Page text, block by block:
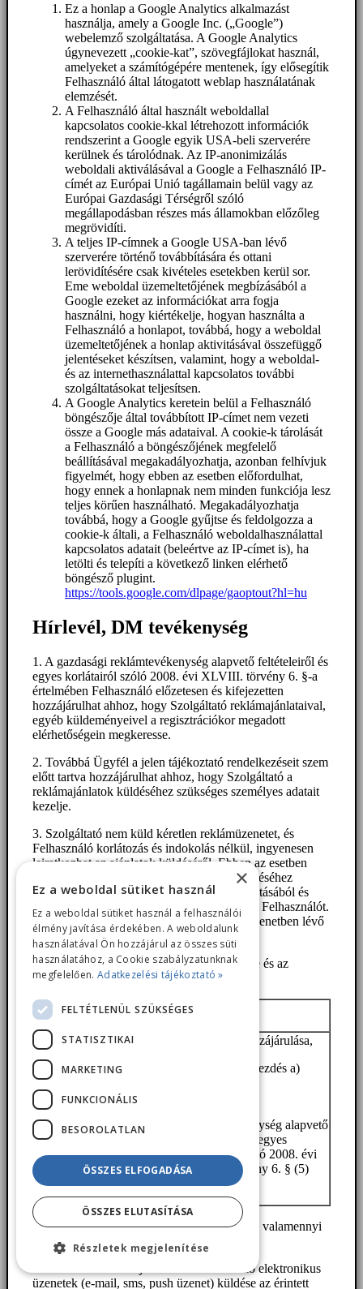
Ez a honlap a Google Analytics alkalmazást
használja, amely a Google Inc. („Google”)
webelemző szolgáltatása. A Google Analytics
úgynevezett „cookie-kat”, szövegfájlokat használ,
amelyeket a számítógépére mentenek, így elősegítik
Felhasználó által látogatott weblap használatának
elemzését.
A Felhasználó által használt weboldallal
kapcsolatos cookie-kkal létrehozott információk
rendszerint a Google egyik USA-beli szerverére
kerülnek és tárolódnak. Az IP-anonimizálás
weboldali aktiválásával a Google a Felhasználó IP-
címét az Európai Unió tagállamain belül vagy az
Európai Gazdasági Térségről szóló
megállapodásban részes más államokban előzőleg
megrövidíti.
A teljes IP-címnek a Google USA-ban lévő
szerverére történő továbbítására és ottani
lerövidítésére csak kivételes esetekben kerül sor.
Eme weboldal üzemeltetőjének megbízásából a
Google ezeket az információkat arra fogja
használni, hogy kiértékelje, hogyan használta a
Felhasználó a honlapot, továbbá, hogy a weboldal
üzemeltetőjének a honlap aktivitásával összefüggő
jelentéseket készítsen, valamint, hogy a weboldal-
és az internethasználattal kapcsolatos további
szolgáltatásokat teljesítsen.
A Google Analytics keretein belül a Felhasználó
böngészője által továbbított IP-címet nem vezeti
össze a Google más adataival. A cookie-k tárolását
a Felhasználó a böngészőjének megfelelő
beállításával megakadályozhatja, azonban felhívjuk
figyelmét, hogy ebben az esetben előfordulhat,
hogy ennek a honlapnak nem minden funkciója lesz
teljes körűen használható. Megakadályozhatja
továbbá, hogy a Google gyűjtse és feldolgozza a
cookie-k általi, a Felhasználó weboldalhasználattal
kapcsolatos adatait (beleértve az IP-címet is), ha
letölti és telepíti a következő linken elérhető
böngésző plugint.
https://tools.google.com/dlpage/gaoptout?hl=hu
Hírlevél, DM tevékenység
1. A gazdasági reklámtevékenység alapvető feltételeiről és
egyes korlátairól szóló 2008. évi XLVIII. törvény 6. §-a
értelmében Felhasználó előzetesen és kifejezetten
hozzájárulhat ahhoz, hogy Szolgáltató reklámajánlataival,
egyéb küldeményeivel a regisztrációkor megadott
elérhetőségein megkeresse.
2. Továbbá Ügyfél a jelen tájékoztató rendelkezéseit szem
előtt tartva hozzájárulhat ahhoz, hogy Szolgáltató a
reklámajánlatok küldéséhez szükséges személyes adatait
kezelje.
3. Szolgáltató nem küld kéretlen reklámüzenetet, és
Felhasználó korlátozás és indokolás nélkül, ingyenesen
leiratkozhat az ajánlatok küldéséről. Ebben az esetben
Szolgáltató minden – a reklámüzenetek küldéséhez
szükséges – személyes adatát törli nyilvántartásából és
további reklámajánlataival nem keresi meg a Felhasználót.
Felhasználó a reklámokról leiratkozhat az üzenetben lévő
linkre kattintva.
4. Az adatgyűjtés ténye, a kezelt adatok köre és az
adatkezelés célja:
Személyes
adat
Az adatkezelés
Jogalap
Név, e-
mail cím.
Azonosítás, a
kuponokra való
lehetővé tétele.
Az érintett hozzájárulása,
6. cikk (1) bekezdés a)
reklámtevékenység alapvető
feltételeiről és egyes
korlátairól szóló 2008. évi
XLVIII. törvény 6. § (5)
bekezdése.
A
feliratkozás művelet
A
feliratkozás
kori IP cím
Technikai
végrehajtása.
5. Az érintettek köre: A hírlevélre feliratkozó valamennyi
érintett.
6. Az adatkezelés célja: reklámot tartalmazó elektronikus
üzenetek (e-mail, sms, push üzenet) küldése az érintett
×
Ez a weboldal sütiket használ
Ez a weboldal sütiket használ a felhasználói
élmény javítása érdekében. A weboldalunk
használatával Ön hozzájárul az összes süti
használatához, a Cookie szabályzatunknak
megfelelően. Adatkezelési tájékoztató »
FELTÉTLENÜL SZÜKSÉGES
STATISZTIKAI
MARKETING
FUNKCIONÁLIS
BESOROLATLAN
ÖSSZES ELFOGADÁSA
ÖSSZES ELUTASÍTÁSA
Részletek megjelenítése